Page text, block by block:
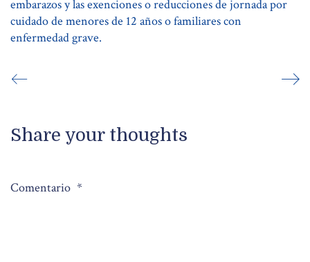
embarazos y las exenciones o reducciones de jornada por
cuidado de menores de 12 años o familiares con
enfermedad grave.
Share your thoughts
Comentario *